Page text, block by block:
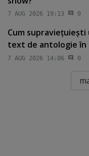
7 AUG 2026 19:13 0
Cum
text de antologie în
7 AUG 2026 14:06 0